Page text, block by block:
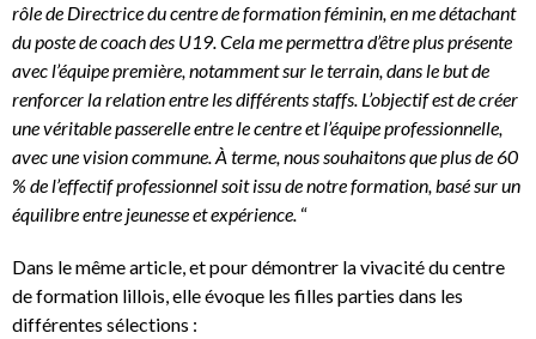
rôle de Directrice du centre de formation féminin, en me détachant
du poste de coach des U19. Cela me permettra d’être plus présente
avec l’équipe première, notamment sur le terrain, dans le but de
renforcer la relation entre les différents staffs. L’objectif est de créer
une véritable passerelle entre le centre et l’équipe professionnelle,
avec une vision commune. À terme, nous souhaitons que plus de 60
% de l’effectif professionnel soit issu de notre formation, basé sur un
équilibre entre jeunesse et expérience. “
Dans le même article, et pour démontrer la vivacité du centre
de formation lillois, elle évoque les filles parties dans les
différentes sélections :